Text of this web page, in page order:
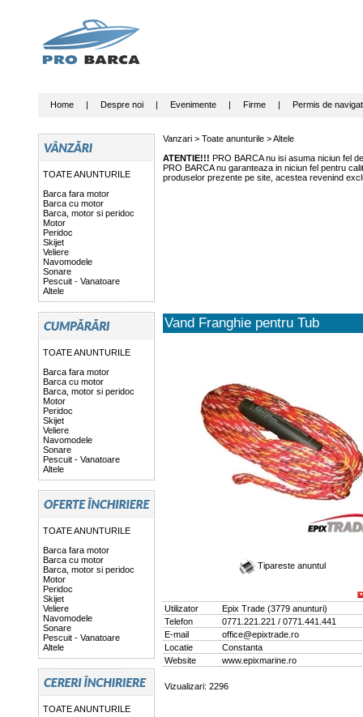
Home| Despre noi| Evenimente| Firme| Permis de
TOATE ANUNTURILE
Barca fara motor
Barca cu motor
Barca, motor si peridoc
Motor
Peridoc
Skijet
Veliere
Navomodele
Sonare
Pescuit - Vanatoare
Altele
TOATE ANUNTURILE
Barca fara motor
Barca cu motor
Barca, motor si peridoc
Motor
Peridoc
Skijet
Veliere
Navomodele
Sonare
Pescuit - Vanatoare
Altele
TOATE ANUNTURILE
Barca fara motor
Barca cu motor
Barca, motor si peridoc
Motor
Peridoc
Skijet
Veliere
Navomodele
Sonare
Pescuit - Vanatoare
Altele
TOATE ANUNTURILE
Vanzari > Toate anunturile>Altele
ATENTIE!!! PRO BARCA nu isi asuma niciun fel
PRO BARCA nu garanteaza in niciun fel pentru
produselor prezente pe site, acestea revenind
Vand Franghie pentru Tub
Tipareste anuntul
Utilizator Epix Trade(3779 anunturi)
Telefon
0771.221.221 / 0771.441.441
E-mail
office@epixtrade.ro
Locatie
Constanta
Website
www.epixmarine.ro
Vizualizari: 2296